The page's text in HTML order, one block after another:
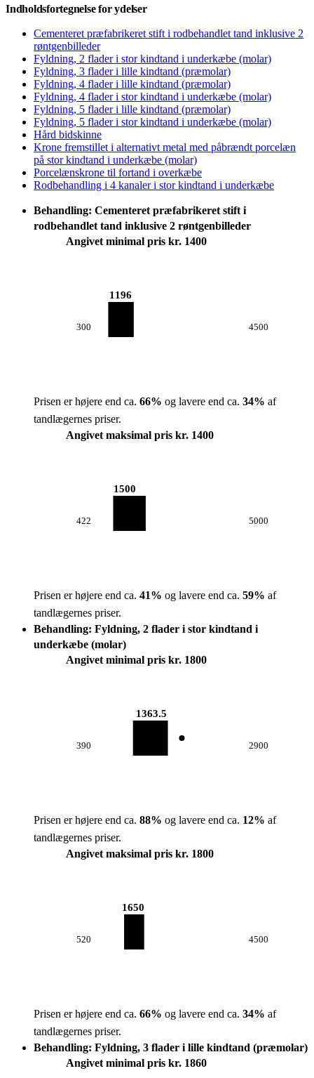
Indholdsfortegnelse for ydelser
Cementeret præfabrikeret stift i rodbehandlet tand inklusive 2
røntgenbilleder
Fyldning, 2 flader i stor kindtand i underkæbe (molar)
Fyldning, 3 flader i lille kindtand (præmolar)
Fyldning, 4 flader i lille kindtand (præmolar)
Fyldning, 4 flader i stor kindtand i underkæbe (molar)
Fyldning, 5 flader i lille kindtand (præmolar)
Fyldning, 5 flader i stor kindtand i underkæbe (molar)
Hård bidskinne
Krone fremstillet i alternativt metal med påbrændt porcelæn
på stor kindtand i underkæbe (molar)
Porcelænskrone til fortand i overkæbe
Rodbehandling i 4 kanaler i stor kindtand i underkæbe
Behandling: Cementeret præfabrikeret stift i
rodbehandlet tand inklusive 2 røntgenbilleder
Angivet minimal pris kr. 1400
300
1196
4500
Prisen er højere end ca. 66% og lavere end ca. 34% af
tandlægernes priser.
Angivet maksimal pris kr. 1400
422
1500
5000
Prisen er højere end ca. 41% og lavere end ca. 59% af
tandlægernes priser.
Behandling: Fyldning, 2 flader i stor kindtand i
underkæbe (molar)
Angivet minimal pris kr. 1800
390
1363.5
2900
Prisen er højere end ca. 88% og lavere end ca. 12% af
tandlægernes priser.
Angivet maksimal pris kr. 1800
520
1650
4500
Prisen er højere end ca. 66% og lavere end ca. 34% af
tandlægernes priser.
Behandling: Fyldning, 3 flader i lille kindtand (præmolar)
Angivet minimal pris kr. 1860